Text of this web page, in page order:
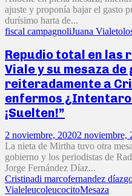
ajuste y proponía bajar el gasto
durísimo harta de...
fiscal campagnoliJuana Viale
Repudio total en las
Viale y su mesaza
reiteradamente a
enfermos
¡Suelten!”
2 noviembre, 20202 noviembre,
La nieta de Mirtha tuvo otra
gobierno y los periodistas de
Jorge Fernández Díaz...
Cristinadi marcofernandez díaz
VialeleucoleucocitoMesaza